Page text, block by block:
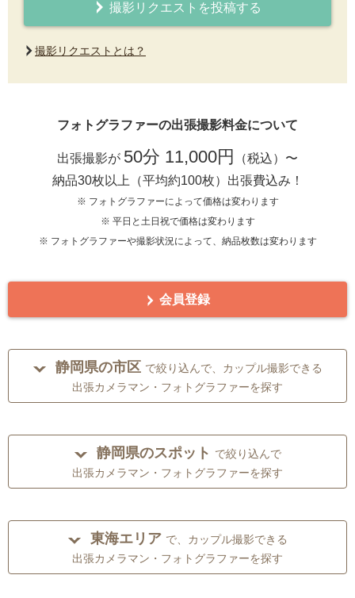
撮影リクエストを投稿する
撮影リクエストとは？
フォトグラファーの出張撮影料金について
出張撮影が 50分 11,000円
（税込）〜
納品30枚以上（平均約100枚）出張費込み！
※ フォトグラファーによって価格は変わります
※ 平日と土日祝で価格は変わります
※ フォトグラファーや撮影状況によって、納品枚数は変わります
会員登録
静岡県の市区 で絞り込んで、カップル撮影できる
出張カメラマン・フォトグラファーを探す
静岡県のスポット で絞り込んで
出張カメラマン・フォトグラファーを探す
東海エリア で、カップル撮影できる
出張カメラマン・フォトグラファーを探す